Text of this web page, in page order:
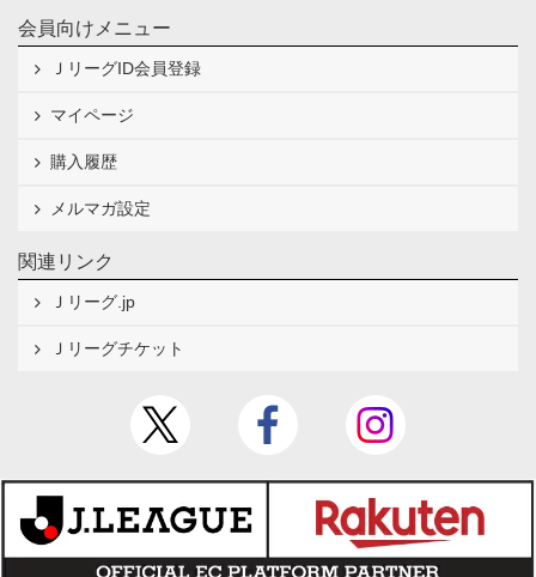
会員向けメニュー
ＪリーグID会員登録
マイページ
購入履歴
メルマガ設定
関連リンク
Ｊリーグ.jp
Ｊリーグチケット